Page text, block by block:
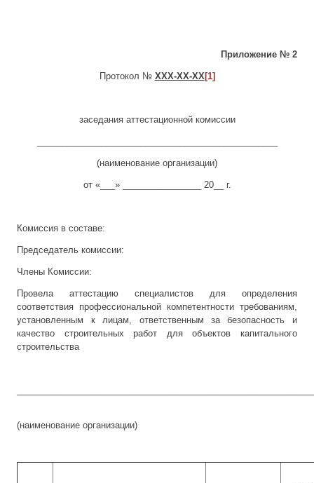
Приложение № 2
Протокол № ХХХ-ХХ-ХХ[1]
заседания аттестационной комиссии
(наименование организации)
от «___» ________________ 20__ г.
Комиссия в составе:
Председатель комиссии:
Члены Комиссии:
Провела аттестацию специалистов для определения
соответствия профессиональной компетентности требованиям,
установленным к лицам, ответственным за безопасность и
качество строительных работ для объектов капитального
строительства
(наименование организации)